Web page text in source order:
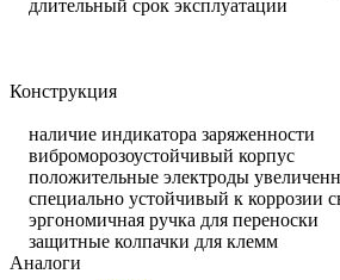
длительный срок эксплуатации
Конструкция
наличие индикатора заряженности
виброморозоустойчивый корпус
положительные электроды
специально устойчивый к коррозии
эргономичная ручка для переноски
защитные колпачки для клемм
Аналоги